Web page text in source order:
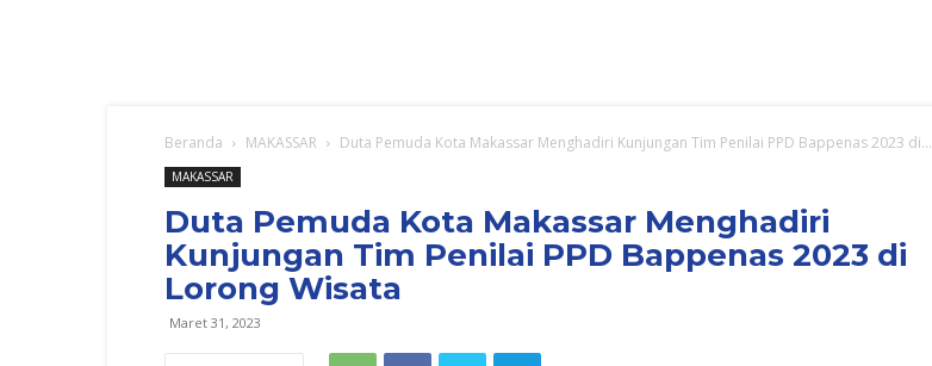
Beranda MAKASSAR Duta Pemuda Kota Makassar Menghadiri Kunjungan Tim Penilai PPD Bappenas 2023 di...
MAKASSAR
Duta Pemuda Kota Makassar Menghadiri
Kunjungan Tim Penilai PPD Bappenas 2023 di
Lorong Wisata
Maret 31, 2023